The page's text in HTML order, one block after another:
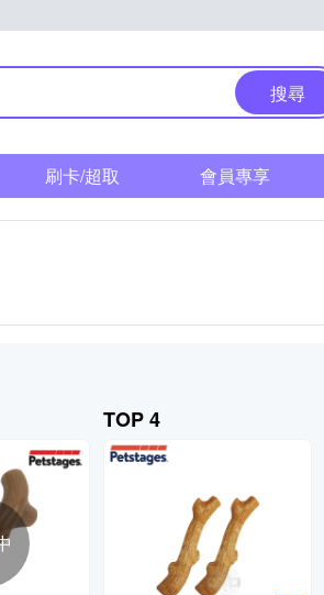
搜尋
刷卡/超取 會員專享
TOP 4